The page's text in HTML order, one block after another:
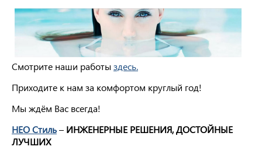
Смотрите наши работы здесь.
Приходите к нам за комфортом круглый год!
Мы ждём Вас всегда!
НЕО Стиль– ИНЖЕНЕРНЫЕ РЕШЕНИЯ, ДОСТОЙНЫЕ
ЛУЧШИХ